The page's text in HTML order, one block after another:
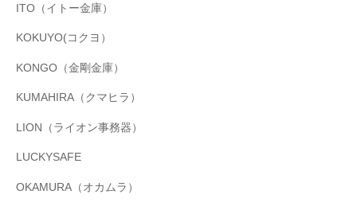
ITO（イトー金庫）
KOKUYO(コクヨ）
KONGO（金剛金庫）
KUMAHIRA（クマヒラ）
LION（ライオン事務器）
LUCKYSAFE
OKAMURA（オカムラ）